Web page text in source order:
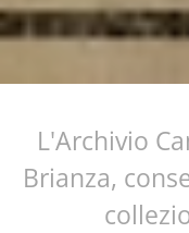
L'Archivio
Brianza,